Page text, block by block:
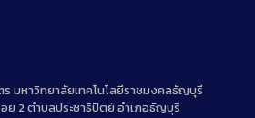
ร มหาวิทยาลัยเทคโนโลยีราชมงคลธัญบุรี
ย 2 ตำบลประชาธิปัตย์ อำเภอธัญบุรี